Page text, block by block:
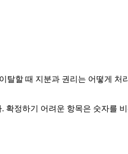
할 때 지분과 권리는 어떻게 처
정하기 어려운 항목은 숫자를